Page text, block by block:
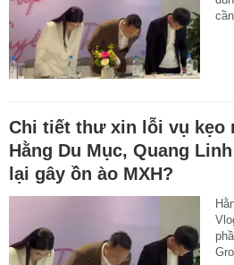
Chi tiết thư xin lỗi vụ kẹo
Hằng Du Mục, Quang
lại gây ồn ào MXH?